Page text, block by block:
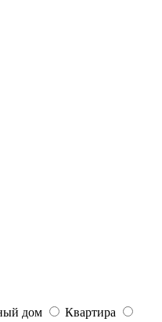
дом
Квартира